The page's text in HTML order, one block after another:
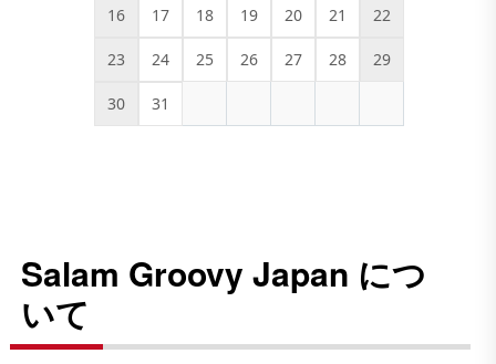
16 17 18 19 20 21 22
23 24 25 26 27 28 29
30 31
Salam Groovy Japan につ
いて